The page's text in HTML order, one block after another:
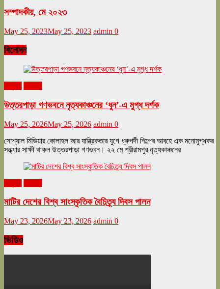
সম্পাদকীয়, মে ২০২৩
May 25, 2023May 25, 2023 admin 0
বিনোদন
উত্তরপাড়া গণভবনে নৃত্যকাঞ্চনের ‘ধুন’-এ মুগ্ধ দর্শক
May 25, 2026May 25, 2026 admin 0
সোশ্যাল মিডিয়ার কোলাহল আর যান্ত্রিকতার যুগে ধ্রুপদী শিল্পের আবহে এক মনোমুগ্ধকর
সন্ধ্যার সাক্ষী থাকল উত্তরপাড়া গণভবন। ২২ মে শ্রীরামপুর নৃত্যকাঞ্চনের
মাটির দেশের বিশ্ব সাংস্কৃতিক বৈচিত্র্য দিবস পালন
May 23, 2026May 23, 2026 admin 0
ভিডিও